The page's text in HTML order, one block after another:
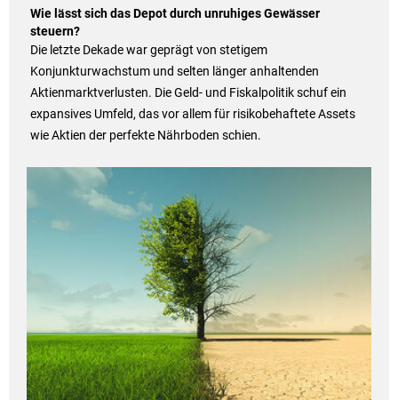
Wie lässt sich das Depot durch unruhiges Gewässer
steuern?
Die letzte Dekade war geprägt von stetigem
Konjunkturwachstum und selten länger anhaltenden
Aktienmarktverlusten. Die Geld- und Fiskalpolitik schuf ein
expansives Umfeld, das vor allem für risikobehaftete Assets
wie Aktien der perfekte Nährboden schien.